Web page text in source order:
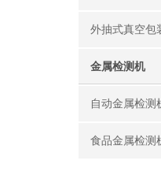
外抽式真空包
金属检测机
自动金属检测
食品金属检测